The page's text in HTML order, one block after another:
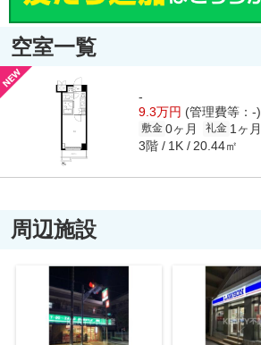
空室一覧
-
9.3万円 (管理費等：-)
敷金 0ヶ月 礼金 1ヶ月
3階 1K 20.44㎡
周辺施設